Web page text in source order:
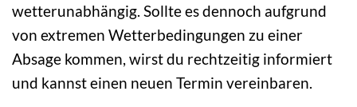
wetterunabhängig. Sollte es dennoch aufgrund
von extremen Wetterbedingungen zu einer
Absage kommen, wirst du rechtzeitig informiert
und kannst einen neuen Termin vereinbaren.